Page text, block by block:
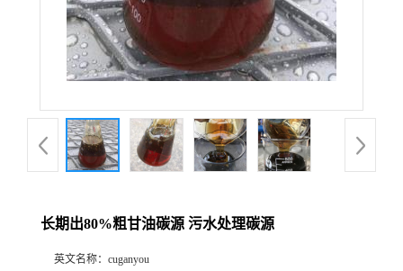
长期出80%粗甘油碳源 污水处理碳源
英文名称： cuganyou